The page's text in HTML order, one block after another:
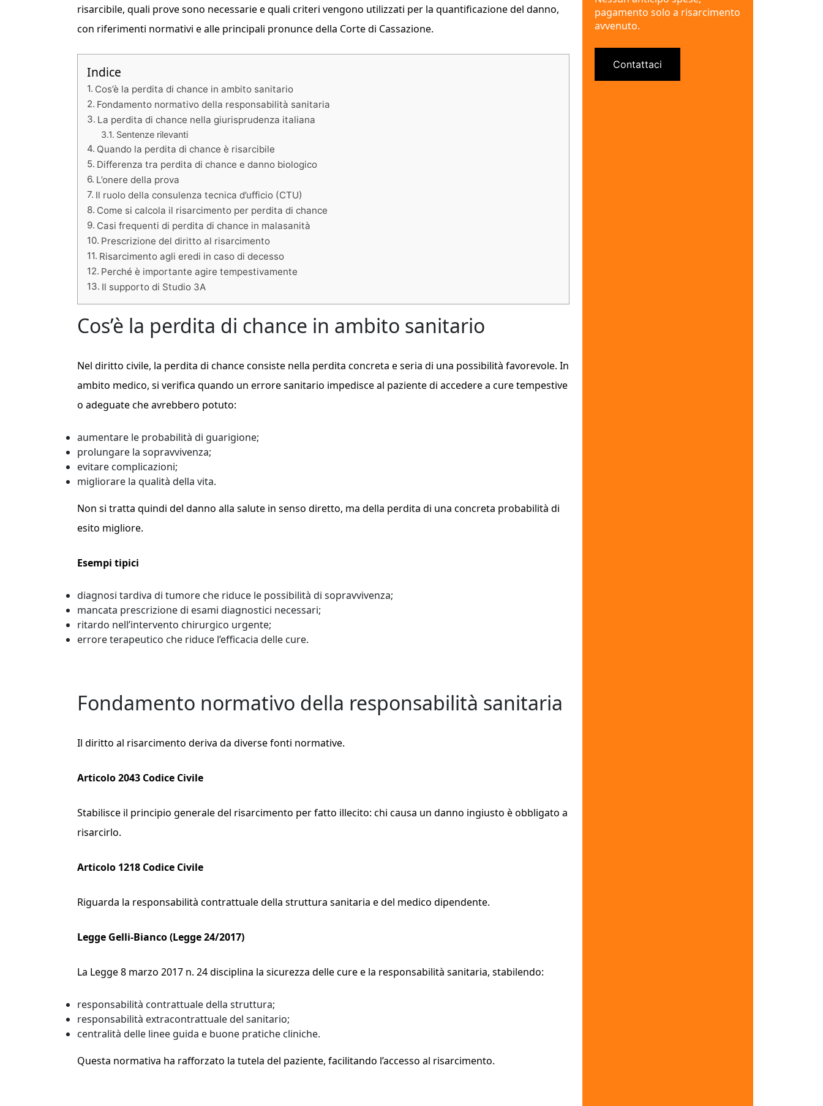
risarcibile, quali prove sono necessarie e quali criteri vengono utilizzati per la quantificazione del danno,
con riferimenti normativi e alle principali pronunce della Corte di Cassazione.
Indice
Cos’è la perdita di chance in ambito sanitario
Fondamento normativo della responsabilità sanitaria
La perdita di chance nella giurisprudenza italiana
Sentenze rilevanti
Quando la perdita di chance è risarcibile
Differenza tra perdita di chance e danno biologico
L’onere della prova
Il ruolo della consulenza tecnica d’ufficio (CTU)
Come si calcola il risarcimento per perdita di chance
Casi frequenti di perdita di chance in malasanità
Prescrizione del diritto al risarcimento
Risarcimento agli eredi in caso di decesso
Perché è importante agire tempestivamente
Il supporto di Studio 3A
Cos’è la perdita di chance in ambito sanitario
Nel diritto civile, la perdita di chance consiste nella perdita concreta e seria di una possibilità favorevole. In
ambito medico, si verifica quando un errore sanitario impedisce al paziente di accedere a cure tempestive
o adeguate che avrebbero potuto:
aumentare le probabilità di guarigione;
prolungare la sopravvivenza;
evitare complicazioni;
migliorare la qualità della vita.
Non si tratta quindi del danno alla salute in senso diretto, ma della perdita di una concreta probabilità di
esito migliore.
Esempi tipici
diagnosi tardiva di tumore che riduce le possibilità di sopravvivenza;
mancata prescrizione di esami diagnostici necessari;
ritardo nell’intervento chirurgico urgente;
errore terapeutico che riduce l’efficacia delle cure.
Fondamento normativo della responsabilità sanitaria
Il diritto al risarcimento deriva da diverse fonti normative.
Articolo 2043 Codice Civile
Stabilisce il principio generale del risarcimento per fatto illecito: chi causa un danno ingiusto è obbligato a
risarcirlo.
Articolo 1218 Codice Civile
Riguarda la responsabilità contrattuale della struttura sanitaria e del medico dipendente.
Legge Gelli-Bianco (Legge 24/2017)
La Legge 8 marzo 2017 n. 24 disciplina la sicurezza delle cure e la responsabilità sanitaria, stabilendo:
responsabilità contrattuale della struttura;
responsabilità extracontrattuale del sanitario;
centralità delle linee guida e buone pratiche cliniche.
Questa normativa ha rafforzato la tutela del paziente, facilitando l’accesso al risarcimento.
pagamento solo a risarcimento
avvenuto.
Contattaci